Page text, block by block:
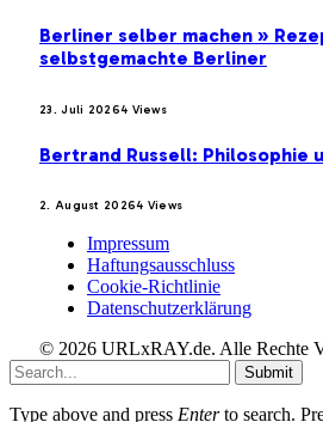
Berliner selber machen »
selbstgemachte Berliner
23. Juli 20264 Views
Bertrand Russell: Philosophie
2. August 20264 Views
Impressum
Haftungsausschluss
Cookie-Richtlinie
Datenschutzerklärung
© 2026 URLxRAY.de. Alle Rechte
Submit
Type above and press Enterto search.